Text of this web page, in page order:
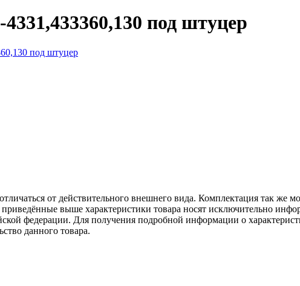
под штуцер
от действительного внешнего вида. Комплектация так же
выше характеристики товара носят исключительно
федерации. Для получения подробной информации о
данного товара.